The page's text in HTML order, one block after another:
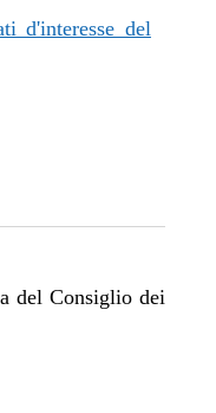
d'interesse del
del Consiglio dei